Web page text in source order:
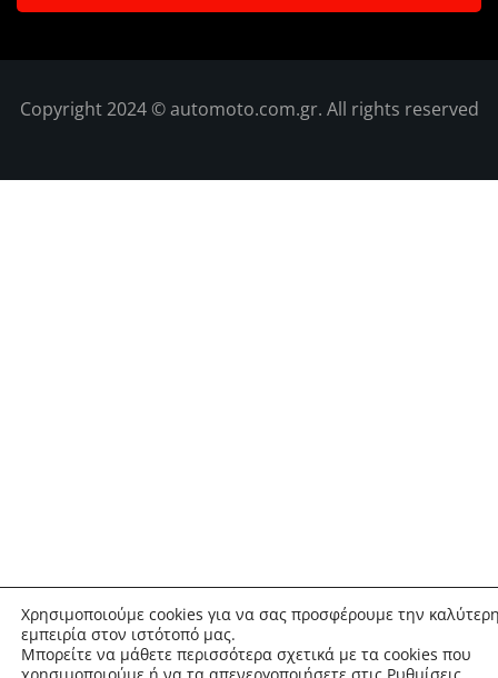
Copyright 2024 © automoto.com.gr. All rights reserved
Χρησιμοποιούμε cookies για να σας προσφέρουμε την
εμπειρία στον ιστότοπό μας.
Μπορείτε να μάθετε περισσότερα σχετικά με τα cookies που